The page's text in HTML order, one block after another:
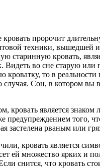
пророчит
техники, вышедшей
старинную кровать,
во сне старую
то в
случая. Сон, в котором
является
предупреждением того,
застелена рваным или
кровать является
ей множество ярких
снится, что кровать